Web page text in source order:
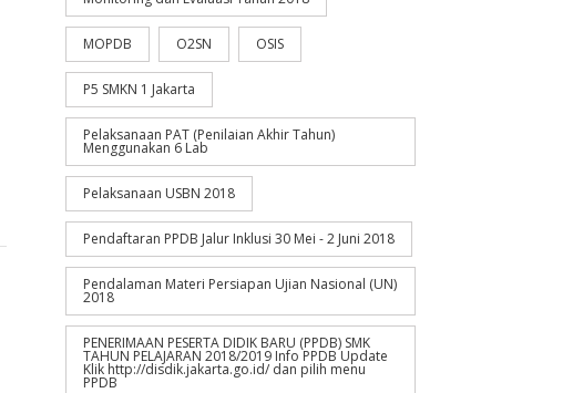
MOPDB O2SN OSIS
P5 SMKN 1 Jakarta
Pelaksanaan PAT (Penilaian Akhir Tahun)
Menggunakan 6 Lab
Pelaksanaan USBN 2018
Pendaftaran PPDB Jalur Inklusi 30 Mei - 2 Juni 2018
Pendalaman Materi Persiapan Ujian Nasional (UN)
2018
PENERIMAAN PESERTA DIDIK BARU (PPDB) SMK
TAHUN PELAJARAN 2018/2019 Info PPDB Update
Klik http://disdik.jakarta.go.id/ dan pilih menu
PPDB